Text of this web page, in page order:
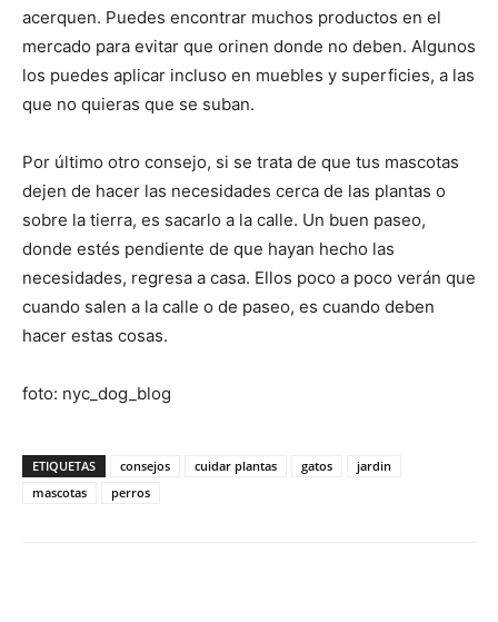
acerquen. Puedes encontrar muchos productos en el
mercado para evitar que orinen donde no deben. Algunos
los puedes aplicar incluso en muebles y superficies, a las
que no quieras que se suban.
Por último otro consejo, si se trata de que tus mascotas
dejen de hacer las necesidades cerca de las plantas o
sobre la tierra, es sacarlo a la calle. Un buen paseo,
donde estés pendiente de que hayan hecho las
necesidades, regresa a casa. Ellos poco a poco verán que
cuando salen a la calle o de paseo, es cuando deben
hacer estas cosas.
foto: nyc_dog_blog
ETIQUETAS consejos cuidar plantas gatos
jardin
mascotas
perros